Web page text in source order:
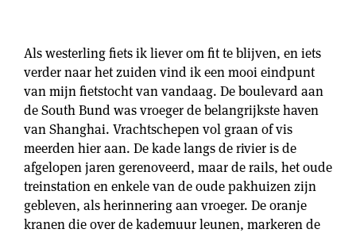
Als westerling fiets ik liever om fit te blijven, en iets
verder naar het zuiden vind ik een mooi eindpunt
van mijn fietstocht van vandaag. De boulevard aan
de South Bund was vroeger de belangrijkste haven
van Shanghai. Vrachtschepen vol graan of vis
meerden hier aan. De kade langs de rivier is de
afgelopen jaren gerenoveerd, maar de rails, het oude
treinstation en enkele van de oude pakhuizen zijn
gebleven, als herinnering aan vroeger. De oranje
kranen die over de kademuur leunen, markeren de